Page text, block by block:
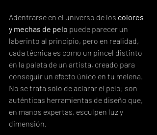
Adentrarse en el universo de los colores
y mechas de pelo puede parecer un
laberinto al principio, pero en realidad,
cada técnica es como un pincel distinto
en la paleta de un artista, creado para
conseguir un efecto único en tu melena.
No se trata solo de aclarar el pelo; son
auténticas herramientas de diseño que,
en manos expertas, esculpen luz y
dimensión.